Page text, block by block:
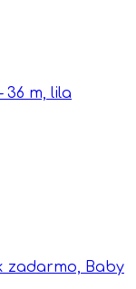
36 m, lila
zadarmo, Baby